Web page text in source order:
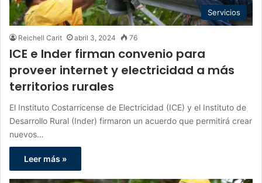
Servicios
Reichell Carit abril 3, 2024 76
ICE e Inder firman convenio para
proveer internet y electricidad a más
territorios rurales
El Instituto Costarricense de Electricidad (ICE) y el Instituto de
Desarrollo Rural (Inder) firmaron un acuerdo que permitirá crear
nuevos…
Leer más »